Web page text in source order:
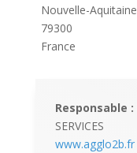
Nouvelle-Aquitaine
79300
France
Responsable :
SERVICES
www.agglo2b.fr